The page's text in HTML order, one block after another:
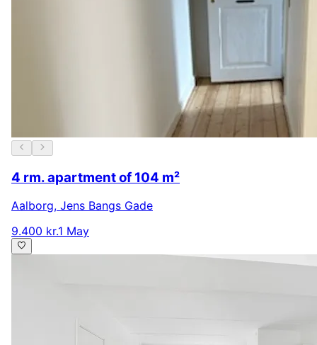
4 rm. apartment of 104 m²
Aalborg, Jens Bangs Gade
9.400 kr.1 May